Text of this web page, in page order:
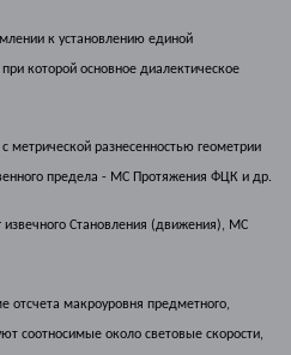
к установлению единой
которой основное диалектическое
метрической разнесенностью геометрии
предела - МС Протяжения ФЦК и др.
Становления (движения), МС
отсчета макроуровня предметного,
соотносимые около световые скорости,